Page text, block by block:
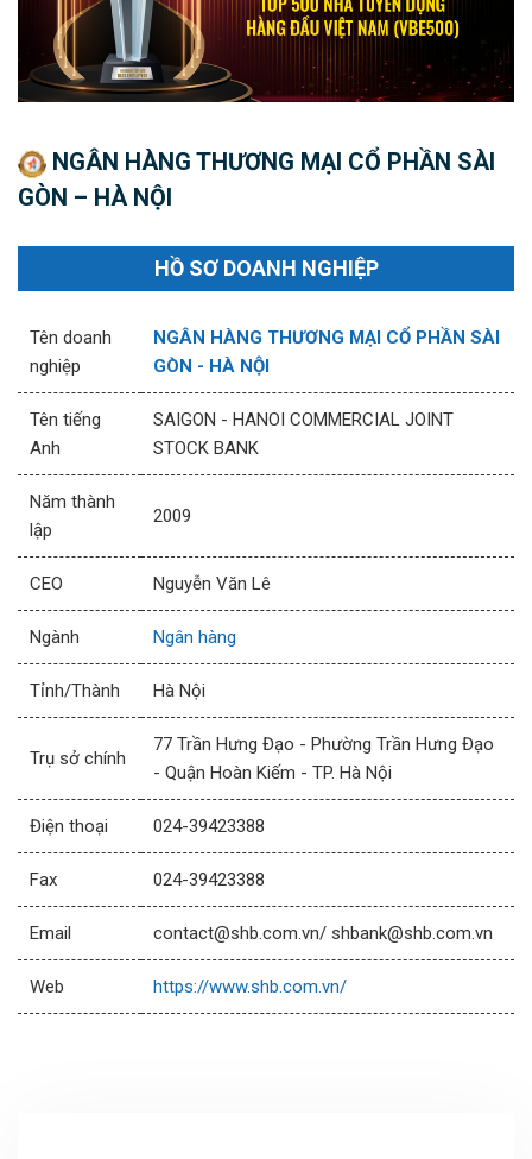
NGÂN HÀNG THƯƠNG MẠI CỔ PHẦN SÀI
GÒN – HÀ NỘI
HỒ SƠ DOANH NGHIỆP
Tên doanh
nghiệp
NGÂN HÀNG THƯƠNG MẠI CỔ PHẦN SÀI
GÒN - HÀ NỘI
Tên tiếng
Anh
SAIGON - HANOI COMMERCIAL JOINT
STOCK BANK
Năm thành
lập
2009
CEO Nguyễn Văn Lê
Ngành Ngân hàng
Tỉnh/Thành Hà Nội
Trụ sở chính
77 Trần Hưng Đạo - Phường Trần Hưng Đạo
- Quận Hoàn Kiếm - TP. Hà Nội
Điện thoại 024-39423388
Fax 024-39423388
Email contact@shb.com.vn/ shbank@shb.com.vn
Web https://www.shb.com.vn/